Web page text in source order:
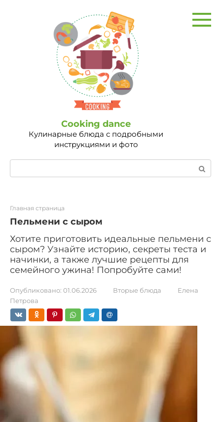
Сooking dance
Кулинарные блюда с подробными
инструкциями и фото
Поиск:
Главная страница
Пельмени с сыром
Хотите приготовить идеальные пельмени с
сыром? Узнайте историю, секреты теста и
начинки, а также лучшие рецепты для
семейного ужина! Попробуйте сами!
Опубликовано: 01.06.2026 Вторые блюда
Елена
Петрова